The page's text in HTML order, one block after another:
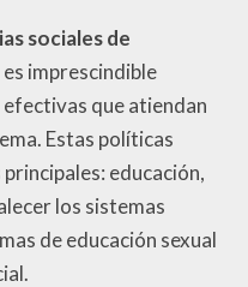
sociales de
es imprescindible
que atiendan
Estas políticas
educación,
los sistemas
de educación sexual